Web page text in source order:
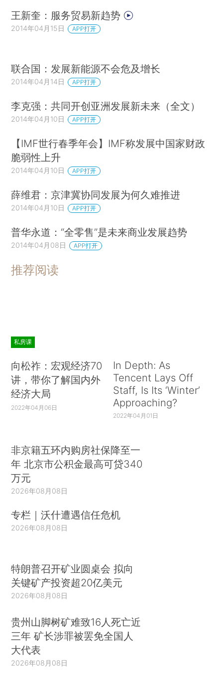
王新奎：服务贸易新趋势
2014年04月15日 APP打开
联合国：发展新能源不会危及增长
2014年04月14日 APP打开
李克强：共同开创亚洲发展新未来（全文）
2014年04月10日 APP打开
【IMF世行春季年会】IMF称发展中国家财政
脆弱性上升
2014年04月10日 APP打开
薛维君：京津冀协同发展为何久难推进
2014年04月10日 APP打开
普华永道：“全零售”是未来商业发展趋势
2014年04月08日 APP打开
推荐阅读
私房课
向松祚：宏观经济70
讲，带你了解国内外
经济大局
2022年04月06日
In Depth: As
Tencent Lays Off
Staff, Is Its ‘Winter’
Approaching?
2022年04月01日
非京籍五环内购房社保降至一
年 北京市公积金最高可贷340
万元
2026年08月08日
专栏｜沃什遭遇信任危机
2026年08月08日
特朗普召开矿业圆桌会 拟向
关键矿产投资超20亿美元
2026年08月08日
贵州山脚树矿难致16人死亡近
三年 矿长涉罪被罢免全国人
大代表
2026年08月08日